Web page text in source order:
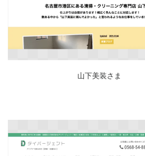
山下美装さま